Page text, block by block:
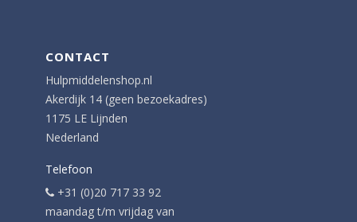
CONTACT
Hulpmiddelenshop.nl
Akerdijk 14 (geen bezoekadres)
1175 LE Lijnden
Nederland
Telefoon
+31 (0)20 717 33 92
maandag t/m vrijdag van